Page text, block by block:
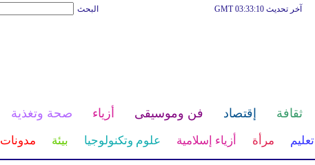
البحث آخر تحديث GMT 03:33:10
ثقافة إقتصاد فن وموسيقى أزياء صحة وتغذية
تعليم مرأة أزياء إسلامية علوم وتكنولوجيا بيئة مدونات